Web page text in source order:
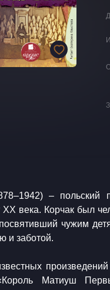
– польский
XX века. Корчак был
чужим
и заботой.
«Король Матиуш